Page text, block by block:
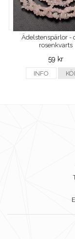
Ädelstenspärlor -
rosenkvarts
59 kr
INFO